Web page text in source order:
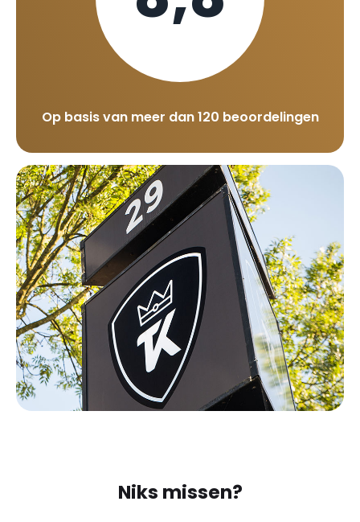
Op basis van meer dan 120 beoordelingen
Niks missen?